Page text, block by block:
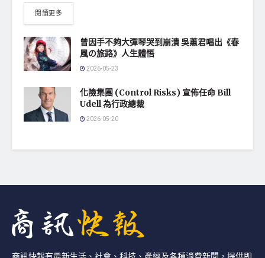
閱讀更多
曾因手不夠大彈琴哭到崩潰 吳蕙君唱出《春
風の旅路》人生體悟
2026-05-23
化險集團 (Control Risks) 宣佈任命 Bill
Udell 為行政總裁
2026-05-20